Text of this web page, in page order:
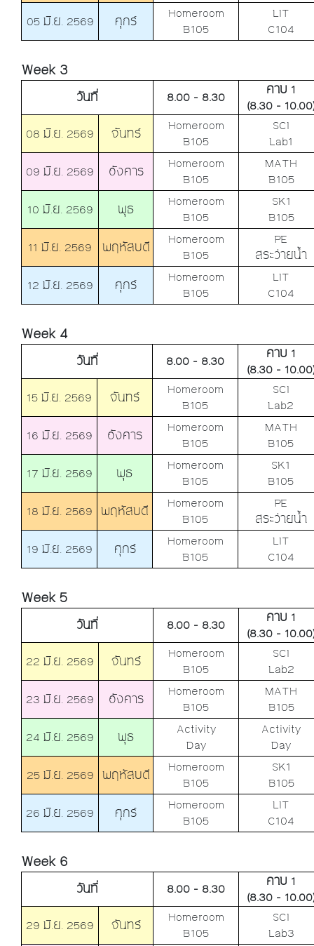
05 มิ.ย. 2569
ศุกร์
Homeroom
B105
LIT
C104
Week 3
วันที่ 8.00 - 8.30
คาบ 1
(8.30 -
08 มิ.ย. 2569
จันทร์
Homeroom
B105
SCI
Lab1
09 มิ.ย. 2569
อังคาร
Homeroom
B105
MATH
B105
10 มิ.ย. 2569
พุธ
Homeroom
B105
SK1
B105
11 มิ.ย. 2569
พฤหัสบดี
Homeroom
B105
PE
สระว่ายน้ำ
12 มิ.ย. 2569
ศุกร์
Homeroom
B105
LIT
C104
Week 4
วันที่ 8.00 - 8.30
คาบ 1
(8.30 -
15 มิ.ย. 2569
จันทร์
Homeroom
B105
SCI
Lab2
16 มิ.ย. 2569
อังคาร
Homeroom
B105
MATH
B105
17 มิ.ย. 2569
พุธ
Homeroom
B105
SK1
B105
18 มิ.ย. 2569 พฤหัสบดี
Homeroom
B105
PE
สระว่ายน้ำ
19 มิ.ย. 2569
ศุกร์
Homeroom
B105
LIT
C104
Week 5
วันที่ 8.00 - 8.30
คาบ 1
(8.30 -
22 มิ.ย. 2569
จันทร์
Homeroom
B105
SCI
Lab2
23 มิ.ย. 2569
อังคาร
Homeroom
B105
MATH
B105
24 มิ.ย. 2569
พุธ
Activity
Day
Activity
Day
25 มิ.ย. 2569 พฤหัสบดี
Homeroom
B105
SK1
B105
26 มิ.ย. 2569
ศุกร์
Homeroom
B105
LIT
C104
Week 6
วันที่ 8.00 - 8.30
คาบ 1
(8.30 -
29 มิ.ย. 2569
จันทร์
Homeroom
B105
SCI
Lab3